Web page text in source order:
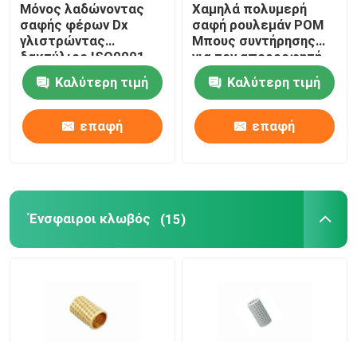
Μόνος λαδώνοντας
σαφής φέρων Dx
γλιστρώντας
δακτύλιος ISO9001
CCVK εγκεκριμένος
Καλύτερη τιμή
επαφή
Χαμηλά πολυμερή
σαφή ρουλεμάν POM
Μπους συντήρησης
για τον απορροφητή
κλονισμού
μοτοσικλετών
Καλύτερη τιμή
επαφή
Ένσφαιροι κλωβός (15)